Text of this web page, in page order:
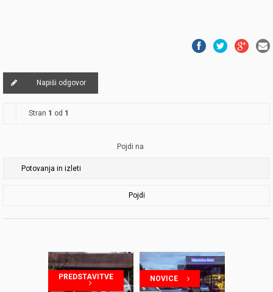
Napiši odgovor
Stran 1 od 1
Pojdi na
Pojdi
PREDSTAVITVE NOVICE